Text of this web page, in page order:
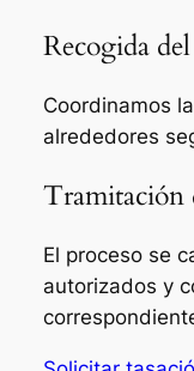
Recogida
Coordinamos
alrededores
Tramitación
El proceso se
autorizados y